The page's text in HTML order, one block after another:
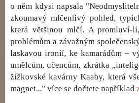
o něm kdysi napsala
zkoumavý mlčenlivý pohled,
která většinou mlčí. A promluví-
problémům a závažným
laskavou ironií, ke kamarádům –
umělcům, učencům, zkrátka
žižkovské kavárny Kaaby, která
magnet..." více se dočtete například